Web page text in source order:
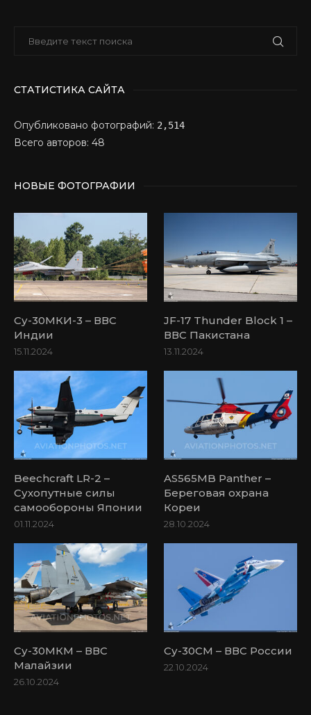
СТАТИСТИКА САЙТА
Опубликовано фотографий: 2,514
Всего авторов: 48
НОВЫЕ ФОТОГРАФИИ
Су-30МКИ-3 – ВВС
Индии
15.11.2024
JF-17 Thunder Block 1 –
ВВС Пакистана
13.11.2024
Beechcraft LR-2 –
Сухопутные силы
самообороны Японии
01.11.2024
AS565MB Panther –
Береговая охрана
Кореи
28.10.2024
Су-30МКМ – ВВС
Малайзии
26.10.2024
Су-30СМ – ВВС России
22.10.2024